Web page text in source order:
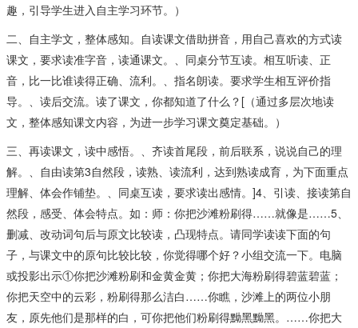
趣，引导学生进入自主学习环节。）
二、自主学文，整体感知。自读课文借助拼音，用自己喜欢的方式读
课文，要求读准字音，读通课文。、同桌分节互读。相互听读、正
音，比一比谁读得正确、流利。、指名朗读。要求学生相互评价指
导。、读后交流。读了课文，你都知道了什么？[（通过多层次地读
文，整体感知课文内容，为进一步学习课文奠定基础。）
三、再读课文，读中感悟。、齐读首尾段，前后联系，说说自己的理
解。、自由读第3自然段，读熟、读流利，达到熟读成育，为下面重点
理解、体会作铺垫。、同桌互读，要求读出感情。]4、引读、接读第自
然段，感受、体会特点。如：师：你把沙滩粉刷得……就像是……5、
删减、改动词句后与原文比较读，凸现特点。请同学读读下面的句
子，与课文中的原句比较比较，你觉得哪个好？小组交流一下。电脑
或投影出示①你把沙滩粉刷和金黄金黄；你把大海粉刷得碧蓝碧蓝；
你把天空中的云彩，粉刷得那么洁白……你瞧，沙滩上的两位小朋
友，原先他们是那样的白，可你把他们粉刷得黝黑黝黑。……你把大